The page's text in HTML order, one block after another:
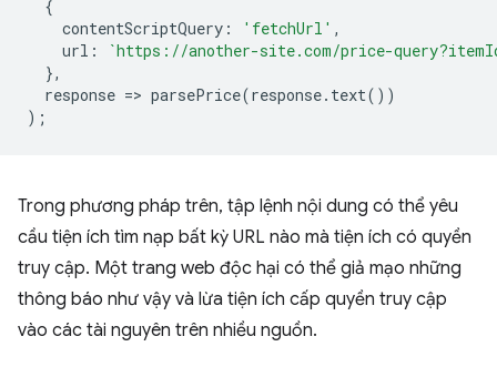
{
contentScriptQuery : 'fetchUrl' ,
url :
`https://another-site.com/price-
},
response => parsePrice(response. text())
);
Trong phương pháp trên, tập lệnh nội dung có thể yêu
cầu tiện ích tìm nạp bất kỳ URL nào mà tiện ích có quyền
truy cập. Một trang web độc hại có thể giả mạo những
thông báo như vậy và lừa tiện ích cấp quyền truy cập
vào các tài nguyên trên nhiều nguồn.